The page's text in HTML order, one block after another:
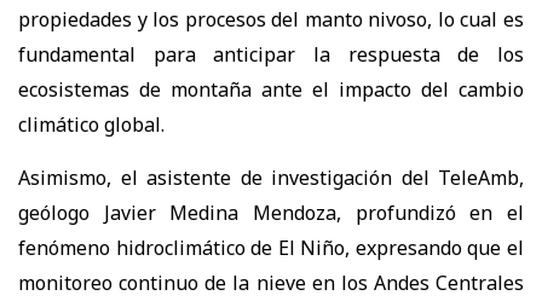
propiedades y los procesos del manto nivoso, lo cual es
fundamental para anticipar la respuesta de los
ecosistemas de montaña ante el impacto del cambio
climático global.
Asimismo, el asistente de investigación del TeleAmb,
geólogo Javier Medina Mendoza, profundizó en el
fenómeno hidroclimático de El Niño, expresando que el
monitoreo continuo de la nieve en los Andes Centrales